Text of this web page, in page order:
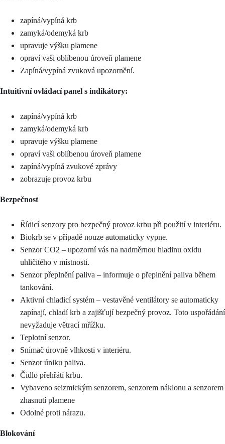
zapíná/vypíná krb
zamyká/odemyká krb
upravuje výšku plamene
opraví vaši oblíbenou úroveň plamene
Zapíná/vypíná zvuková upozornění.
Intuitivní ovládací panel s indikátory:
zapíná/vypíná krb
zamyká/odemyká krb
upravuje výšku plamene
opraví vaši oblíbenou úroveň plamene
zapíná/vypíná zvukové zprávy
zobrazuje provoz krbu
Bezpečnost
Řídicí senzory pro bezpečný provoz krbu při použití v interiéru.
Biokrb se v případě nouze automaticky vypne.
Senzor CO2 – upozorní vás na nadměrnou hladinu oxidu
uhličitého v místnosti.
Senzor přeplnění paliva – informuje o přeplnění paliva během
tankování.
Aktivní chladicí systém – vestavěné ventilátory se automaticky
zapínají, chladí krb a zajišťují bezpečný provoz. Toto uspořádání
nevyžaduje větrací mřížku.
Teplotní senzor.
Snímač úrovně vlhkosti v interiéru.
Senzor úniku paliva.
Čidlo přehřátí krbu.
Vybaveno seizmickým senzorem, senzorem náklonu a senzorem
zhasnutí plamene
Odolné proti nárazu.
Blokování